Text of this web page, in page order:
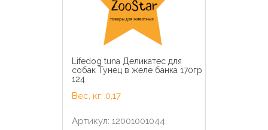
Lifedog tuna Деликатес для
собак Тунец в желе банка 170гр
124
Вес, кг: 0,17
Артикул: 12001001044